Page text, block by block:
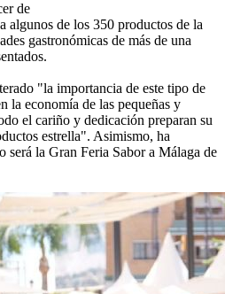
de
algunos de los 350 productos de la
gastronómicas de más de una
"la importancia de este tipo de
la economía de las pequeñas y
el cariño y dedicación preparan su
estrella". Asimismo, ha
será la Gran Feria Sabor a Málaga de